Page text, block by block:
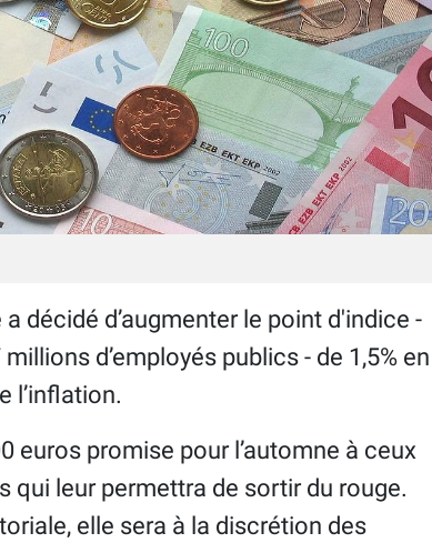
décidé d’augmenter le point d'indice -
d’employés publics - de 1,5% en
l’inflation.
euros promise pour l’automne à ceux
qui leur permettra de sortir du rouge.
elle sera à la discrétion des